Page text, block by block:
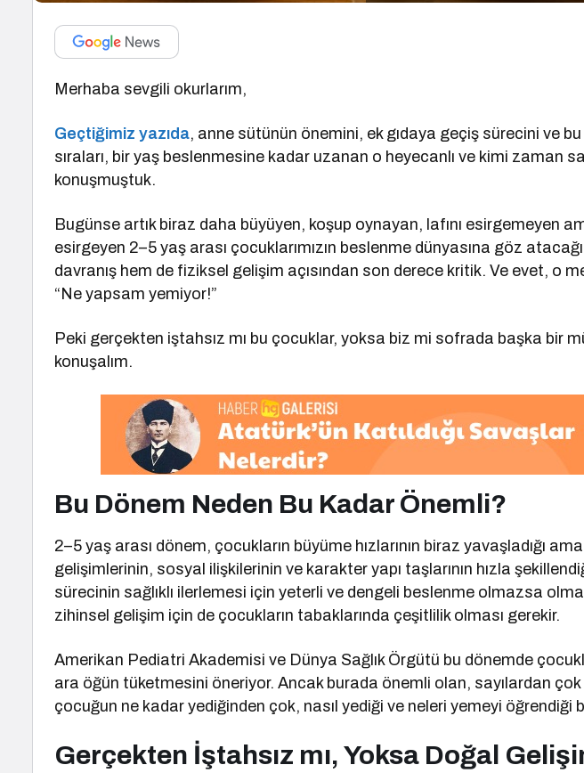
Merhaba sevgili okurlarım,
Geçtiğimiz yazıda, anne sütünün önemini, ek gıdaya geçiş sürecini ve
sıraları, bir yaş beslenmesine kadar uzanan o heyecanlı ve kimi zaman
konuşmuştuk.
Bugünse artık biraz daha büyüyen, koşup oynayan, lafını esirgemeyen
esirgeyen 2–5 yaş arası çocuklarımızın beslenme dünyasına göz
davranış hem de fiziksel gelişim açısından son derece kritik. Ve evet, o
“Ne yapsam yemiyor!”
Peki gerçekten iştahsız mı bu çocuklar, yoksa biz mi sofrada başka bir
konuşalım.
Bu Dönem Neden Bu Kadar Önemli?
2–5 yaş arası dönem, çocukların büyüme hızlarının biraz yavaşladığı
gelişimlerinin, sosyal ilişkilerinin ve karakter yapı taşlarının hızla
sürecinin sağlıklı ilerlemesi için yeterli ve dengeli beslenme olmazsa
zihinsel gelişim için de çocukların tabaklarında çeşitlilik olması gerekir.
Amerikan Pediatri Akademisi ve Dünya Sağlık Örgütü bu dönemde
ara öğün tüketmesini öneriyor. Ancak burada önemli olan, sayılardan çok
çocuğun ne kadar yediğinden çok, nasıl yediği ve neleri yemeyi öğrendiği
Gerçekten İştahsız mı, Yoksa Doğal